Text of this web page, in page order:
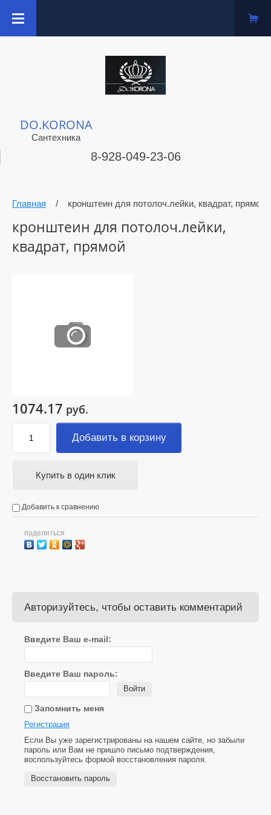
DO.KORONA
Сантехника
8-928-049-23-06
Главная / кронштеин для потолоч.лейки, квадрат, прямой
кронштеин для потолоч.лейки,
квадрат, прямой
1074.17 руб.
Добавить в корзину
Купить в один клик
Добавить к сравнению
поделиться
Авторизуйтесь, чтобы оставить комментарий
Введите Ваш e-mail:
Введите Ваш пароль:
Войти
Запомнить меня
Регистрация
Если Вы уже зарегистрированы на нашем сайте, но забыли
пароль или Вам не пришло письмо подтверждения,
воспользуйтесь формой восстановления пароля.
Восстановить пароль